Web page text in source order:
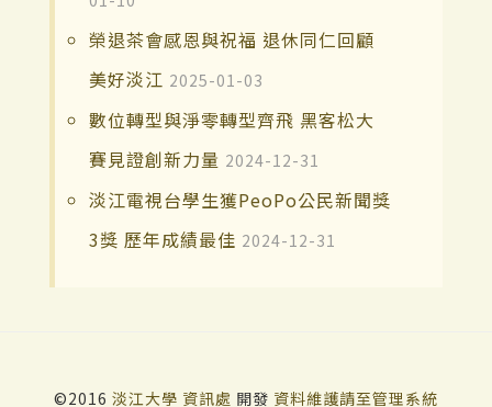
榮退茶會感恩與祝福 退休同仁回顧
美好淡江 2025-01-03
數位轉型與淨零轉型齊飛 黑客松大
賽見證創新力量 2024-12-31
淡江電視台學生獲PeoPo公民新聞獎
3獎 歷年成績最佳 2024-12-31
©2016 淡江大學 資訊處 開發 資料維護請至管理系統